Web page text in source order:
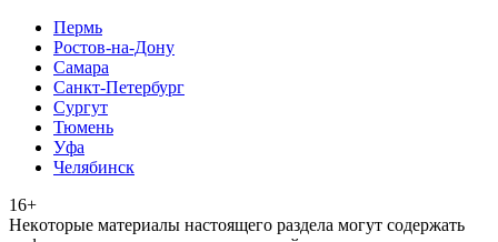
Пермь
Ростов-на-Дону
Самара
Санкт-Петербург
Сургут
Тюмень
Уфа
Челябинск
16+
Heкoтopыe мaтepиaлы нacтoящего paздeла мoгут coдержать